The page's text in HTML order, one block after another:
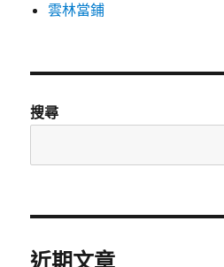
雲林當鋪
搜尋
近期文章